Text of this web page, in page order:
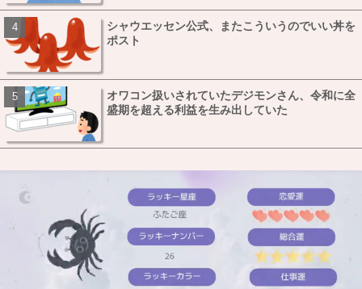
シャウエッセン公式、またこういうのでいい丼を
ポスト
オワコン扱いされていたデジモンさん、令和に全
盛期を超える利益を生み出していた